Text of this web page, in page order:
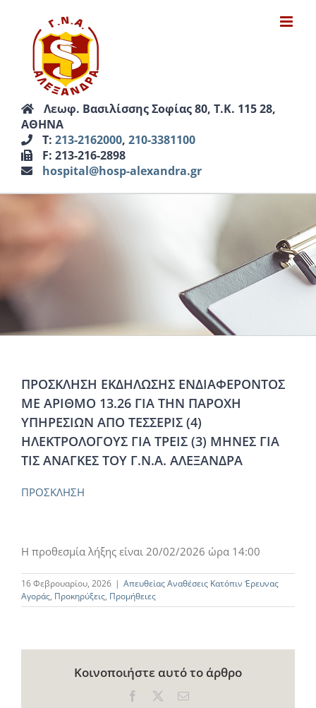
περιεχόμενο
Λεωφ. Βασιλίσσης Σοφίας 80, Τ.Κ. 115 28,
ΑΘΗΝΑ
Τ: 213-2162000, 210-3381100
F: 213-216-2898
hospital@hosp-alexandra.gr
ΠΡΟΣΚΛΗΣΗ ΕΚΔΗΛΩΣΗΣ ΕΝΔΙΑΦΕΡΟΝΤΟΣ
ΜΕ ΑΡΙΘΜΟ 13.26 ΓΙΑ ΤΗΝ ΠΑΡΟΧΗ
ΥΠΗΡΕΣΙΩΝ ΑΠΟ ΤΕΣΣΕΡΙΣ (4)
ΗΛΕΚΤΡΟΛΟΓΟΥΣ ΓΙΑ ΤΡΕΙΣ (3) ΜΗΝΕΣ ΓΙΑ
ΤΙΣ ΑΝΑΓΚΕΣ ΤΟΥ Γ.Ν.Α. ΑΛΕΞΑΝΔΡΑ
ΠΡΟΣΚΛΗΣΗ
Η προθεσμία λήξης είναι 20/02/2026 ώρα 14:00
16 Φεβρουαρίου, 2026 | Απευθείας Αναθέσεις Κατόπιν Έρευνας
Αγοράς, Προκηρύξεις, Προμήθειες
Κοινοποιήστε αυτό το άρθρο
Facebook Email